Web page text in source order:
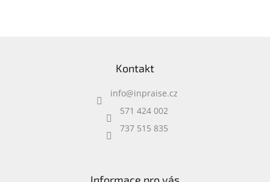
Kontakt
info@inpraise.cz
571 424 002
737 515 835